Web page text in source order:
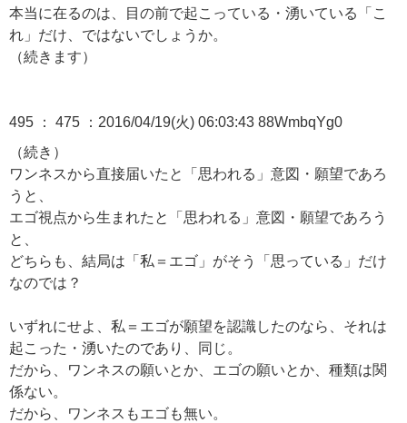
本当に在るのは、目の前で起こっている・湧いている「こ
れ」だけ、ではないでしょうか。
（続きます）
495 ： 475 ：2016/04/19(火) 06:03:43 88WmbqYg0
（続き）
ワンネスから直接届いたと「思われる」意図・願望であろ
うと、
エゴ視点から生まれたと「思われる」意図・願望であろう
と、
どちらも、結局は「私＝エゴ」がそう「思っている」だけ
なのでは？
いずれにせよ、私＝エゴが願望を認識したのなら、それは
起こった・湧いたのであり、同じ。
だから、ワンネスの願いとか、エゴの願いとか、種類は関
係ない。
だから、ワンネスもエゴも無い。